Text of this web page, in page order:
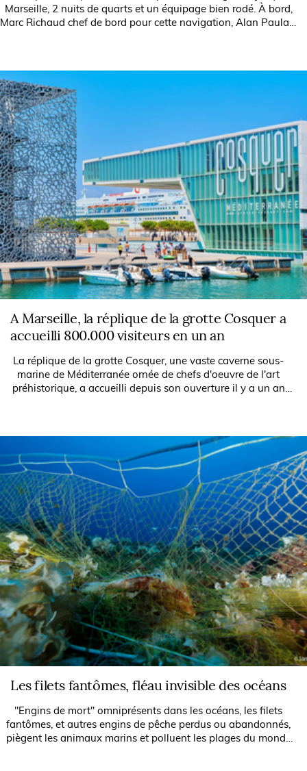
Marseille, 2 nuits de quarts et un équipage bien rodé. À bord,
Marc Richaud chef de bord pour cette navigation, Alan Paulais
A Marseille, la réplique de la grotte Cosquer a
accueilli 800.000 visiteurs en un an
La réplique de la grotte Cosquer, une vaste caverne sous-
marine de Méditerranée ornée de chefs d'oeuvre de l'art
préhistorique, a accueilli depuis son ouverture il y a un an
Les filets fantômes, fléau invisible des océans
"Engins de mort" omniprésents dans les océans, les filets
fantômes, et autres engins de pêche perdus ou abandonnés,
piègent les animaux marins et polluent les plages du monde